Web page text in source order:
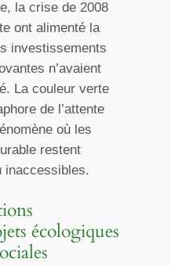
la crise de 2008
ont alimenté la
investissements
n’avaient
La couleur verte
de l’attente
où les
restent
inaccessibles.
écologiques